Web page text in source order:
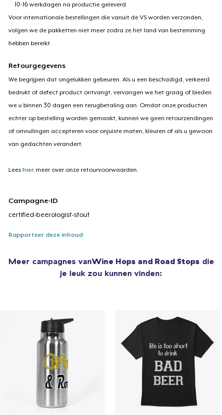
10-16 werkdagen na productie geleverd.
Voor internationale bestellingen die vanuit de VS worden verzonden,
volgen we de pakketten niet meer zodra ze het land van bestemming
hebben bereikt.
Retourgegevens
We begrijpen dat ongelukken gebeuren. Als u een beschadigd, verkeerd
bedrukt of defect product ontvangt, vervangen we het graag of bieden
we u binnen 30 dagen een terugbetaling aan. Omdat onze producten
echter op bestelling worden gemaakt, kunnen we geen retourzendingen
of omruilingen accepteren voor onjuiste maten, kleuren of als u gewoon
van gedachten verandert.
Lees hier meer over onze retourvoorwaarden.
Campagne-ID
certified-beerologist-stout
Rapporteer deze inhoud
Meer campagnes vanWine Hops and Road Stops die
je leuk zou kunnen vinden: